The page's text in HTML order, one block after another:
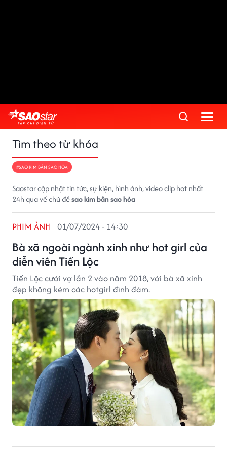
Tìm theo từ khóa
#SAO KIM BẮN SAO HỎA
Saostar cập nhật tin tức, sự kiện, hình ảnh, video clip hot nhất
24h qua về chủ đềsao kim bắn sao hỏa
Bà xã ngoài ngành xinh như hot girl của
diễn viên Tiến Lộc
PHIM ẢNH 01/07/2024 - 14:30
Tiến Lộc cưới vợ lần 2 vào năm 2018, với bà xã xinh
đẹp không kém các hotgirl đình đám.